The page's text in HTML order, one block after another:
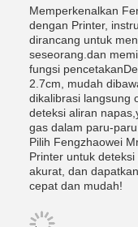
Memperkenalkan
dengan Printer,
dirancang untuk
seseorang.dan
fungsi
2.7cm, mudah
dikalibrasi langsung
deteksi aliran
gas dalam paru-paru
Pilih Fengzhaowei
Printer untuk
akurat, dan
cepat dan mudah!